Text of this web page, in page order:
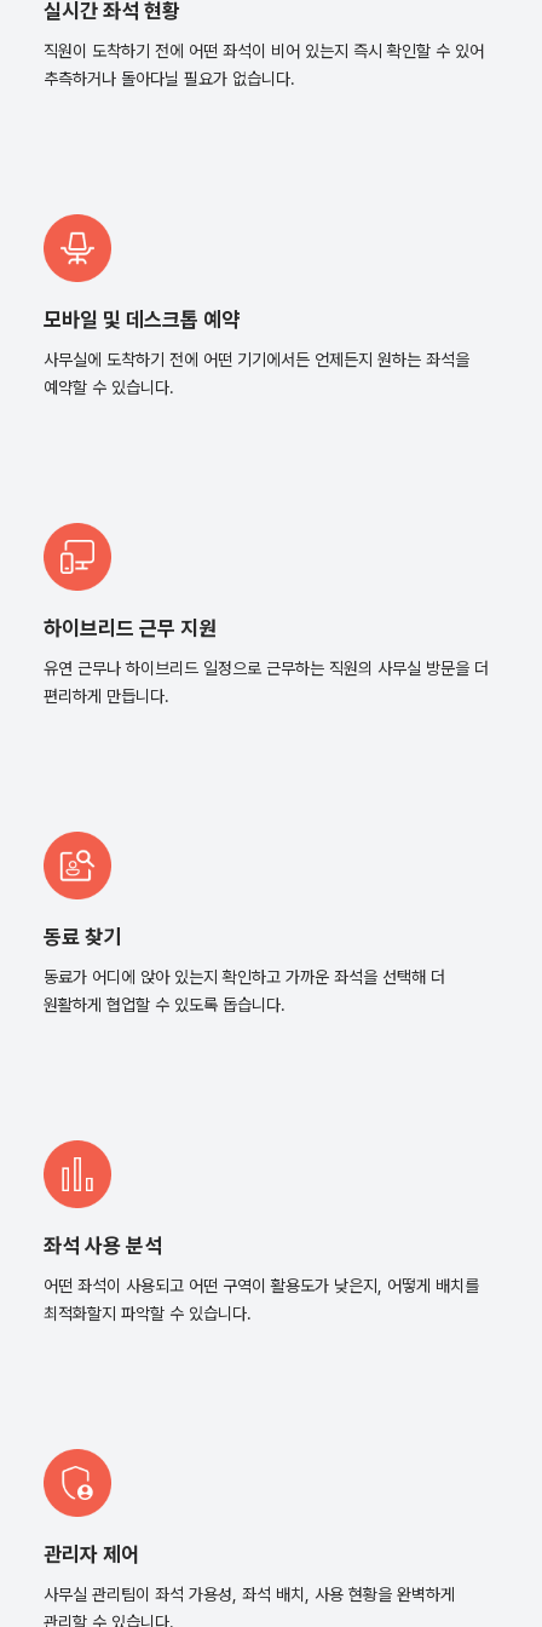
실시간 좌석 현황
직원이 도착하기 전에 어떤 좌석이 비어 있는지 즉시 확인할 수 있어
추측하거나 돌아다닐 필요가 없습니다.
모바일 및 데스크톱 예약
사무실에 도착하기 전에 어떤 기기에서든 언제든지 원하는 좌석을
예약할 수 있습니다.
하이브리드 근무 지원
유연 근무나 하이브리드 일정으로 근무하는 직원의 사무실 방문을 더
편리하게 만듭니다.
동료 찾기
동료가 어디에 앉아 있는지 확인하고 가까운 좌석을 선택해 더
원활하게 협업할 수 있도록 돕습니다.
좌석 사용 분석
어떤 좌석이 사용되고 어떤 구역이 활용도가 낮은지, 어떻게 배치를
최적화할지 파악할 수 있습니다.
관리자 제어
사무실 관리팀이 좌석 가용성, 좌석 배치, 사용 현황을 완벽하게
관리할 수 있습니다.